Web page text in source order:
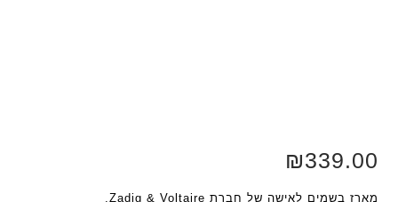
₪339.00
מארז בשמים לאישה של חברת Zadig & Voltaire.